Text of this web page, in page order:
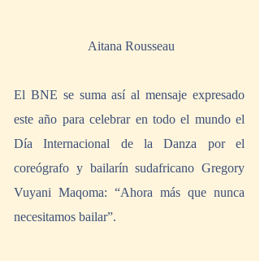
Aitana Rousseau
El BNE se suma así al mensaje expresado
este año para celebrar en todo el mundo el
Día Internacional de la Danza por el
coreógrafo y bailarín sudafricano Gregory
Vuyani Maqoma: “Ahora más que nunca
necesitamos bailar”.